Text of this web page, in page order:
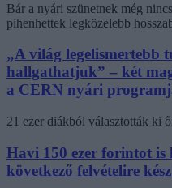
Bár a nyári szünetnek még
pihenhettek legközelebb
„A világ legelismertebb
hallgathatjuk” – két
a CERN nyári
21 ezer diákból választották ki
Havi 150 ezer forintot is
következő felvételire